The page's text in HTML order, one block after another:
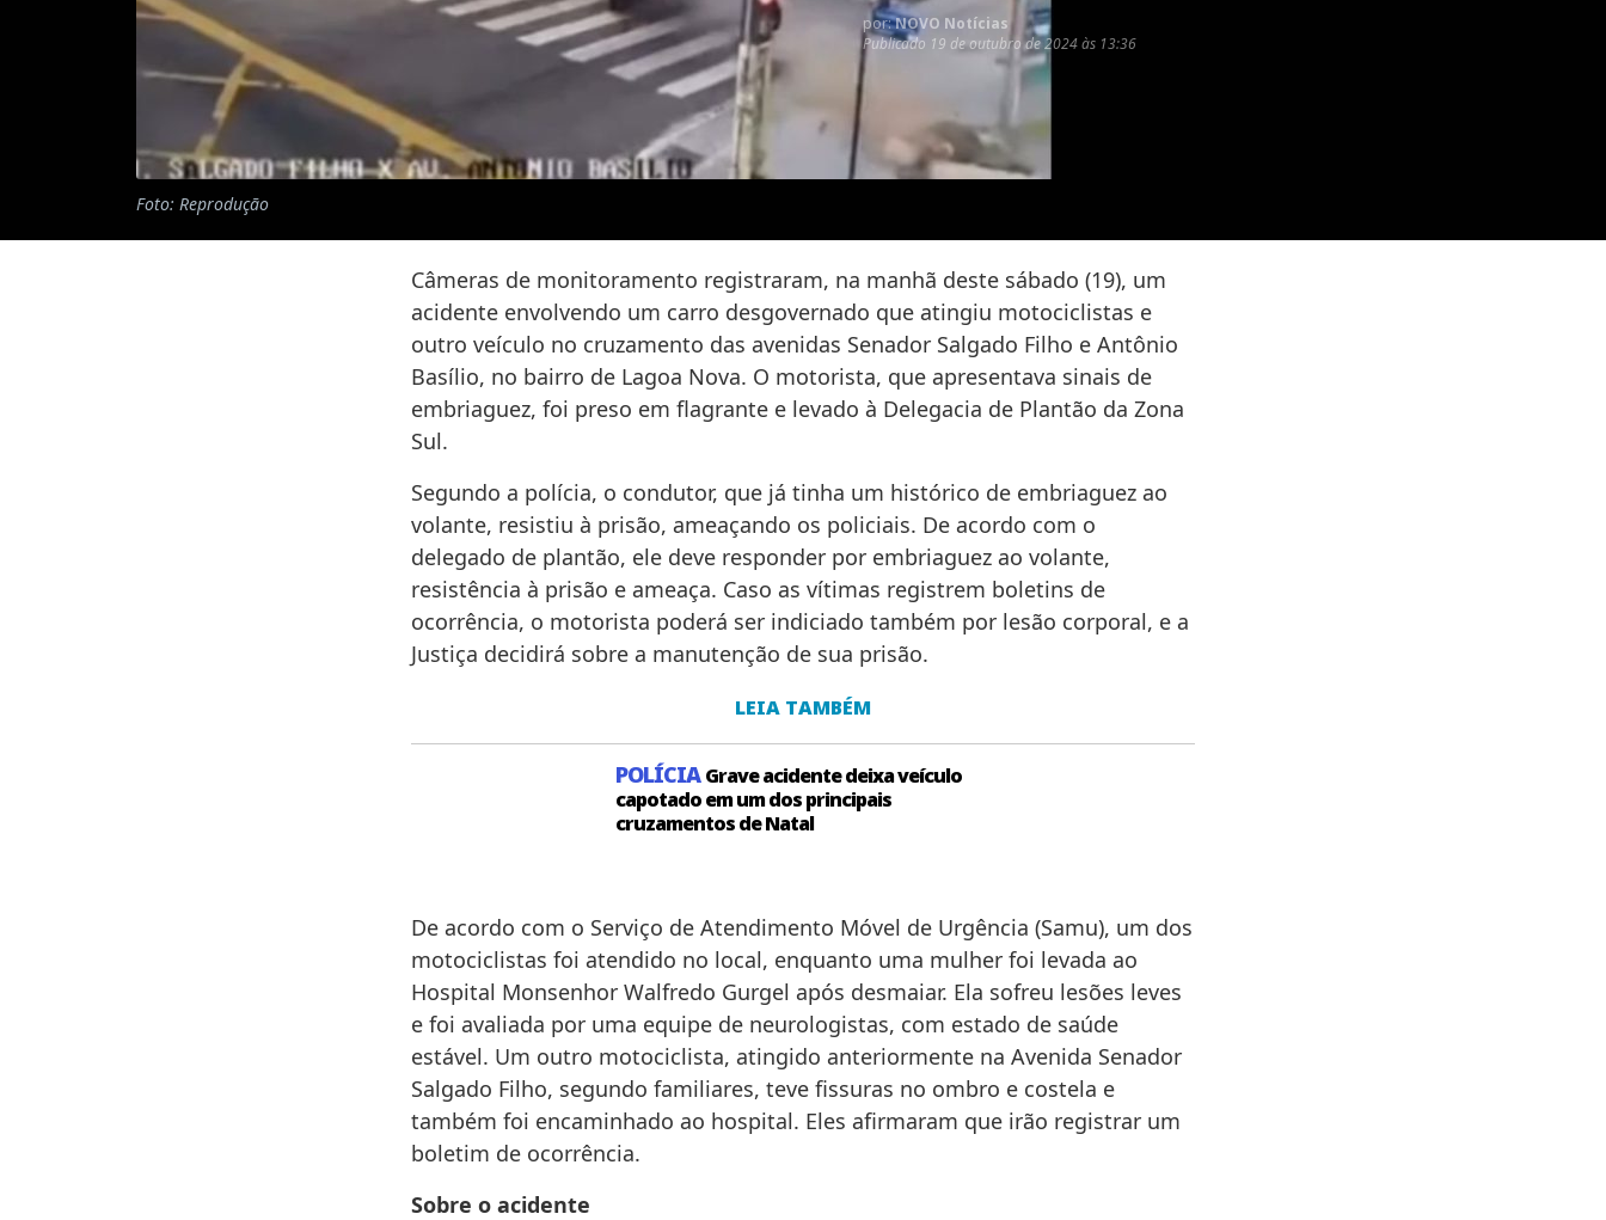
Foto: Reprodução
por:NOVO Notícias
Publicado 19 de outubro de 2024 às 13:36
Câmeras de monitoramento registraram, na manhã deste sábado (19), um
acidente envolvendo um carro desgovernado que atingiu motociclistas e
outro veículo no cruzamento das avenidas Senador Salgado Filho e Antônio
Basílio, no bairro de Lagoa Nova. O motorista, que apresentava sinais de
embriaguez, foi preso em flagrante e levado à Delegacia de Plantão da Zona
Sul.
Segundo a polícia, o condutor, que já tinha um histórico de embriaguez ao
volante, resistiu à prisão, ameaçando os policiais. De acordo com o
delegado de plantão, ele deve responder por embriaguez ao volante,
resistência à prisão e ameaça. Caso as vítimas registrem boletins de
ocorrência, o motorista poderá ser indiciado também por lesão corporal, e a
Justiça decidirá sobre a manutenção de sua prisão.
LEIA TAMBÉM
POLÍCIAGrave acidente deixa veículo
capotado em um dos principais
cruzamentos de Natal
De acordo com o Serviço de Atendimento Móvel de Urgência (Samu), um dos
motociclistas foi atendido no local, enquanto uma mulher foi levada ao
Hospital Monsenhor Walfredo Gurgel após desmaiar. Ela sofreu lesões leves
e foi avaliada por uma equipe de neurologistas, com estado de saúde
estável. Um outro motociclista, atingido anteriormente na Avenida Senador
Salgado Filho, segundo familiares, teve fissuras no ombro e costela e
também foi encaminhado ao hospital. Eles afirmaram que irão registrar um
boletim de ocorrência.
Sobre o acidente